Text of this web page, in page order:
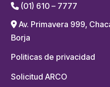
(01) 610 – 7777
Av. Primavera 999,
Borja
Politicas de privacidad
Solicitud ARCO